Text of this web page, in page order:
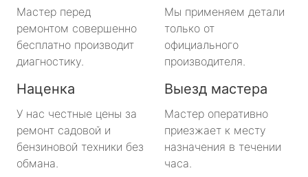
Мастер перед
ремонтом совершенно
бесплатно производит
диагностику.
Мы применяем детали
только от
официального
производителя.
Наценка
У нас честные цены за
ремонт садовой и
бензиновой техники без
обмана.
Выезд мастера
Мастер оперативно
приезжает к месту
назначения в течении
часа.